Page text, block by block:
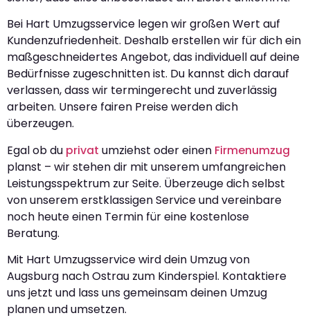
Bei Hart Umzugsservice legen wir großen Wert auf
Kundenzufriedenheit. Deshalb erstellen wir für dich ein
maßgeschneidertes Angebot, das individuell auf deine
Bedürfnisse zugeschnitten ist. Du kannst dich darauf
verlassen, dass wir termingerecht und zuverlässig
arbeiten. Unsere fairen Preise werden dich
überzeugen.
Egal ob du privat umziehst oder einen Firmenumzug
planst – wir stehen dir mit unserem umfangreichen
Leistungsspektrum zur Seite. Überzeuge dich selbst
von unserem erstklassigen Service und vereinbare
noch heute einen Termin für eine kostenlose
Beratung.
Mit Hart Umzugsservice wird dein Umzug von
Augsburg nach Ostrau zum Kinderspiel. Kontaktiere
uns jetzt und lass uns gemeinsam deinen Umzug
planen und umsetzen.